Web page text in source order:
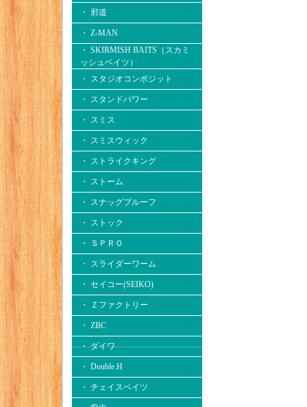
・ 邪道
・ Z-MAN
・ SKIRMISH BAITS（スカミ
ッシュベイツ）
・ スタジオコンポジット
・ スタンドパワー
・ スミス
・ スミスウィック
・ ストライクキング
・ ストーム
・ スナッグプルーフ
・ ストック
・ ＳＰＲＯ
・ スライダーワーム
・ セイコー(SEIKO)
・ Ｚファクトリー
・ ZBC
・ ダイワ
・ Double.H
・ チェイスベイツ